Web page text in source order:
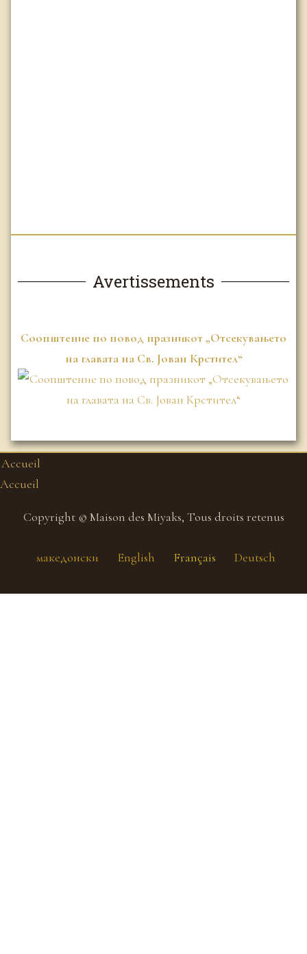
Avertissements
Соопштение по повод празникот „Отсекувањето
на главата на Св. Јован Крстител“
Accueil
Accueil
Copyright © Maison des Miyaks, Tous droits retenus
македонски English Français Deutsch